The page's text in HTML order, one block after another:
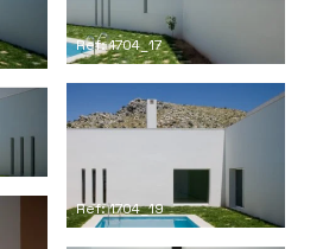
Ref: 1704_17
Ref: 1704_19